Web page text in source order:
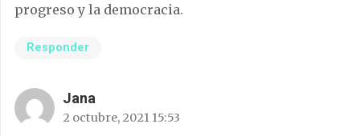
progreso y la democracia.
Responder
Jana
2 octubre, 2021 15:53